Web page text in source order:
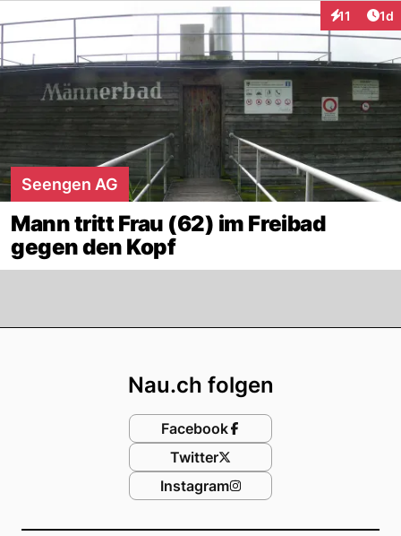
11 1d
Seengen AG
Mann tritt Frau (62) im Freibad
gegen den Kopf
Nau.ch folgen
Facebook
Twitter
Instagram